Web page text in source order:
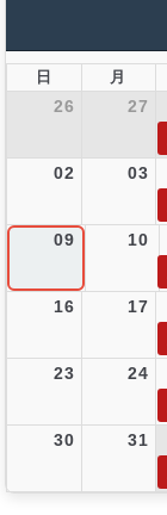
日 月
26 27
02 03
09 10
16 17
23 24
30 31